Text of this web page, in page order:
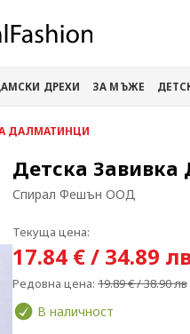
ДРЕХИ ЗА МЪЖЕ
ДАЛМАТИНЦИ
Детска
Спирал Фешън ООД
Текуща цена:
17.84 € / 34.89
Редовна цена: 19.89 € / 38.90 лв
В наличност